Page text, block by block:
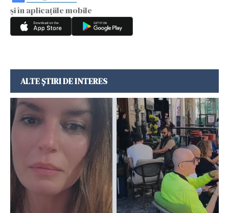
și în aplicațiile mobile
ALTE ȘTIRI DE INTERES